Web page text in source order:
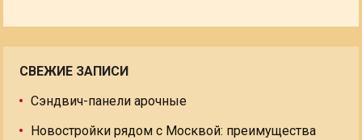
СВЕЖИЕ ЗАПИСИ
Сэндвич-панели арочные
Новостройки рядом с Москвой: преимущества